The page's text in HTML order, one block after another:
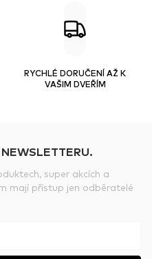
RYCHLÉ DORUČENÍ AŽ K
VAŠIM DVEŘÍM
super akcích a
mají přístup jen odběratelé